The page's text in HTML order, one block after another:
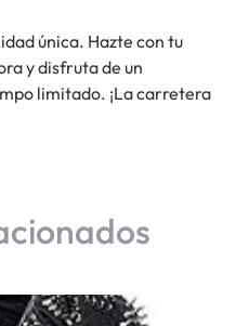
única. Hazte con tu
y disfruta de un
limitado. ¡La carretera